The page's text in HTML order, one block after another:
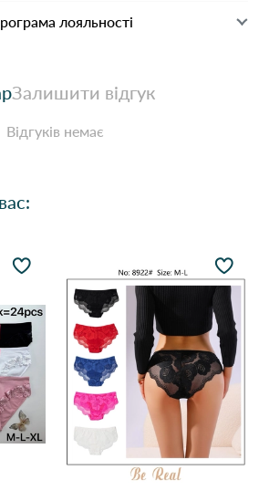
лояльності
Залишити відгук
Відгуків немає